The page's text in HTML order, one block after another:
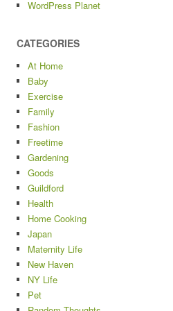
WordPress Planet
CATEGORIES
At Home
Baby
Exercise
Family
Fashion
Freetime
Gardening
Goods
Guildford
Health
Home Cooking
Japan
Maternity Life
New Haven
NY Life
Pet